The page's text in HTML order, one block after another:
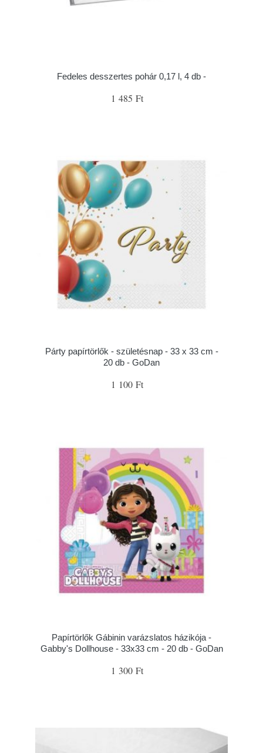
Fedeles desszertes pohár 0,17 l, 4 db -
1 485 Ft
Párty papírtörlők - születésnap - 33 x 33 cm -
20 db - GoDan
1 100 Ft
Papírtörlők Gábinin varázslatos házikója -
Gabby's Dollhouse - 33x33 cm - 20 db - GoDan
1 300 Ft